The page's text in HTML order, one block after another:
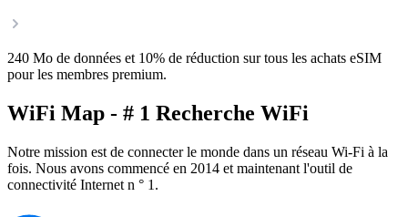
240 Mo de données et 10% de réduction sur tous les achats eSIM
pour les membres premium.
WiFi Map - # 1 Recherche WiFi
Notre mission est de connecter le monde dans un réseau Wi-Fi à la
fois. Nous avons commencé en 2014 et maintenant l'outil de
connectivité Internet n ° 1.